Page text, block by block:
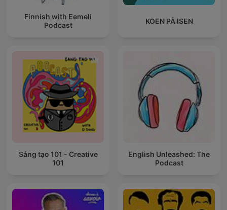
Finnish with Eemeli
Podcast
KOEN PÅ ISEN
Sáng tạo 101 - Creative
101
English Unleashed: The
Podcast